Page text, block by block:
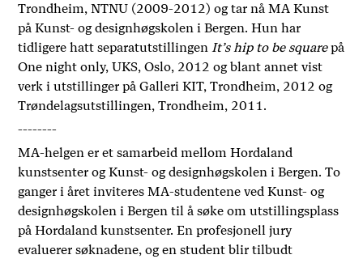
Trondheim, NTNU (2009-2012) og tar nå MA Kunst
på Kunst- og designhøgskolen i Bergen. Hun har
tidligere hatt separatutstillingenIt’s hip to be squarepå
One night only, UKS, Oslo, 2012 og blant annet vist
verk i utstillinger på Galleri KIT, Trondheim, 2012 og
Trøndelagsutstillingen, Trondheim, 2011.
--------
MA-helgen er et samarbeid mellom Hordaland
kunstsenter og Kunst- og designhøgskolen i Bergen. To
ganger i året inviteres MA-studentene ved Kunst- og
designhøgskolen i Bergen til å søke om utstillingsplass
på Hordaland kunstsenter. En profesjonell jury
evaluerer søknadene, og en student blir tilbudt